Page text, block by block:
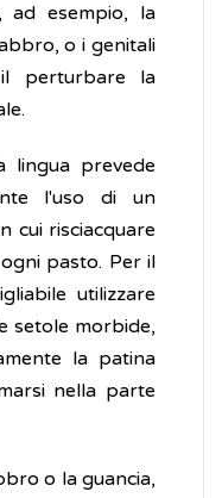
ad esempio, la
o i genitali
perturbare la
lingua prevede
l'uso di un
cui risciacquare
pasto. Per il
utilizzare
setole morbide,
la patina
nella parte
o la guancia,